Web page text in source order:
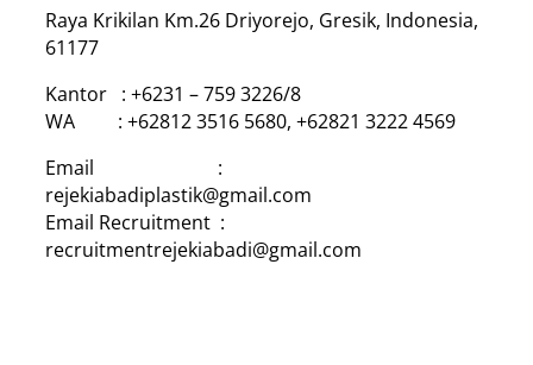
Raya Krikilan Km.26 Driyorejo, Gresik, Indonesia,
61177
Kantor : +6231 – 759 3226/8
WA : +62812 3516 5680, +62821 3222 4569
Email :
rejekiabadiplastik@gmail.com
Email Recruitment :
recruitmentrejekiabadi@gmail.com